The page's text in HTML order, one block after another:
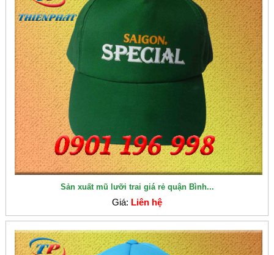
Sản xuất mũ lưỡi trai giá rẻ quận Bình...
Giá: Liên hệ